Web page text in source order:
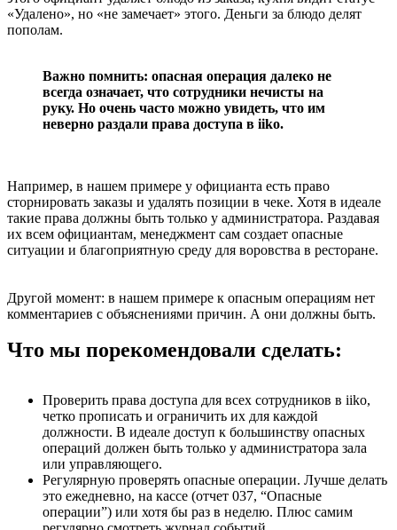
«Удалено», но «не замечает» этого. Деньги за блюдо делят
пополам.
Важно помнить: опасная операция далеко не
всегда означает, что сотрудники нечисты на
руку. Но очень часто можно увидеть, что им
неверно раздали права доступа в iiko.
Например, в нашем примере у официанта есть право
сторнировать заказы и удалять позиции в чеке. Хотя в идеале
такие права должны быть только у администратора. Раздавая
их всем официантам, менеджмент сам создает опасные
ситуации и благоприятную среду для воровства в ресторане.
Другой момент: в нашем примере к опасным операциям нет
комментариев с объяснениями причин. А они должны быть.
Что мы порекомендовали сделать:
Проверить права доступа для всех сотрудников в iiko,
четко прописать и ограничить их для каждой
должности. В идеале доступ к большинству опасных
операций должен быть только у администратора зала
или управляющего.
Регулярную проверять опасные операции. Лучше делать
это ежедневно, на кассе (отчет 037, “Опасные
операции”) или хотя бы раз в неделю. Плюс самим